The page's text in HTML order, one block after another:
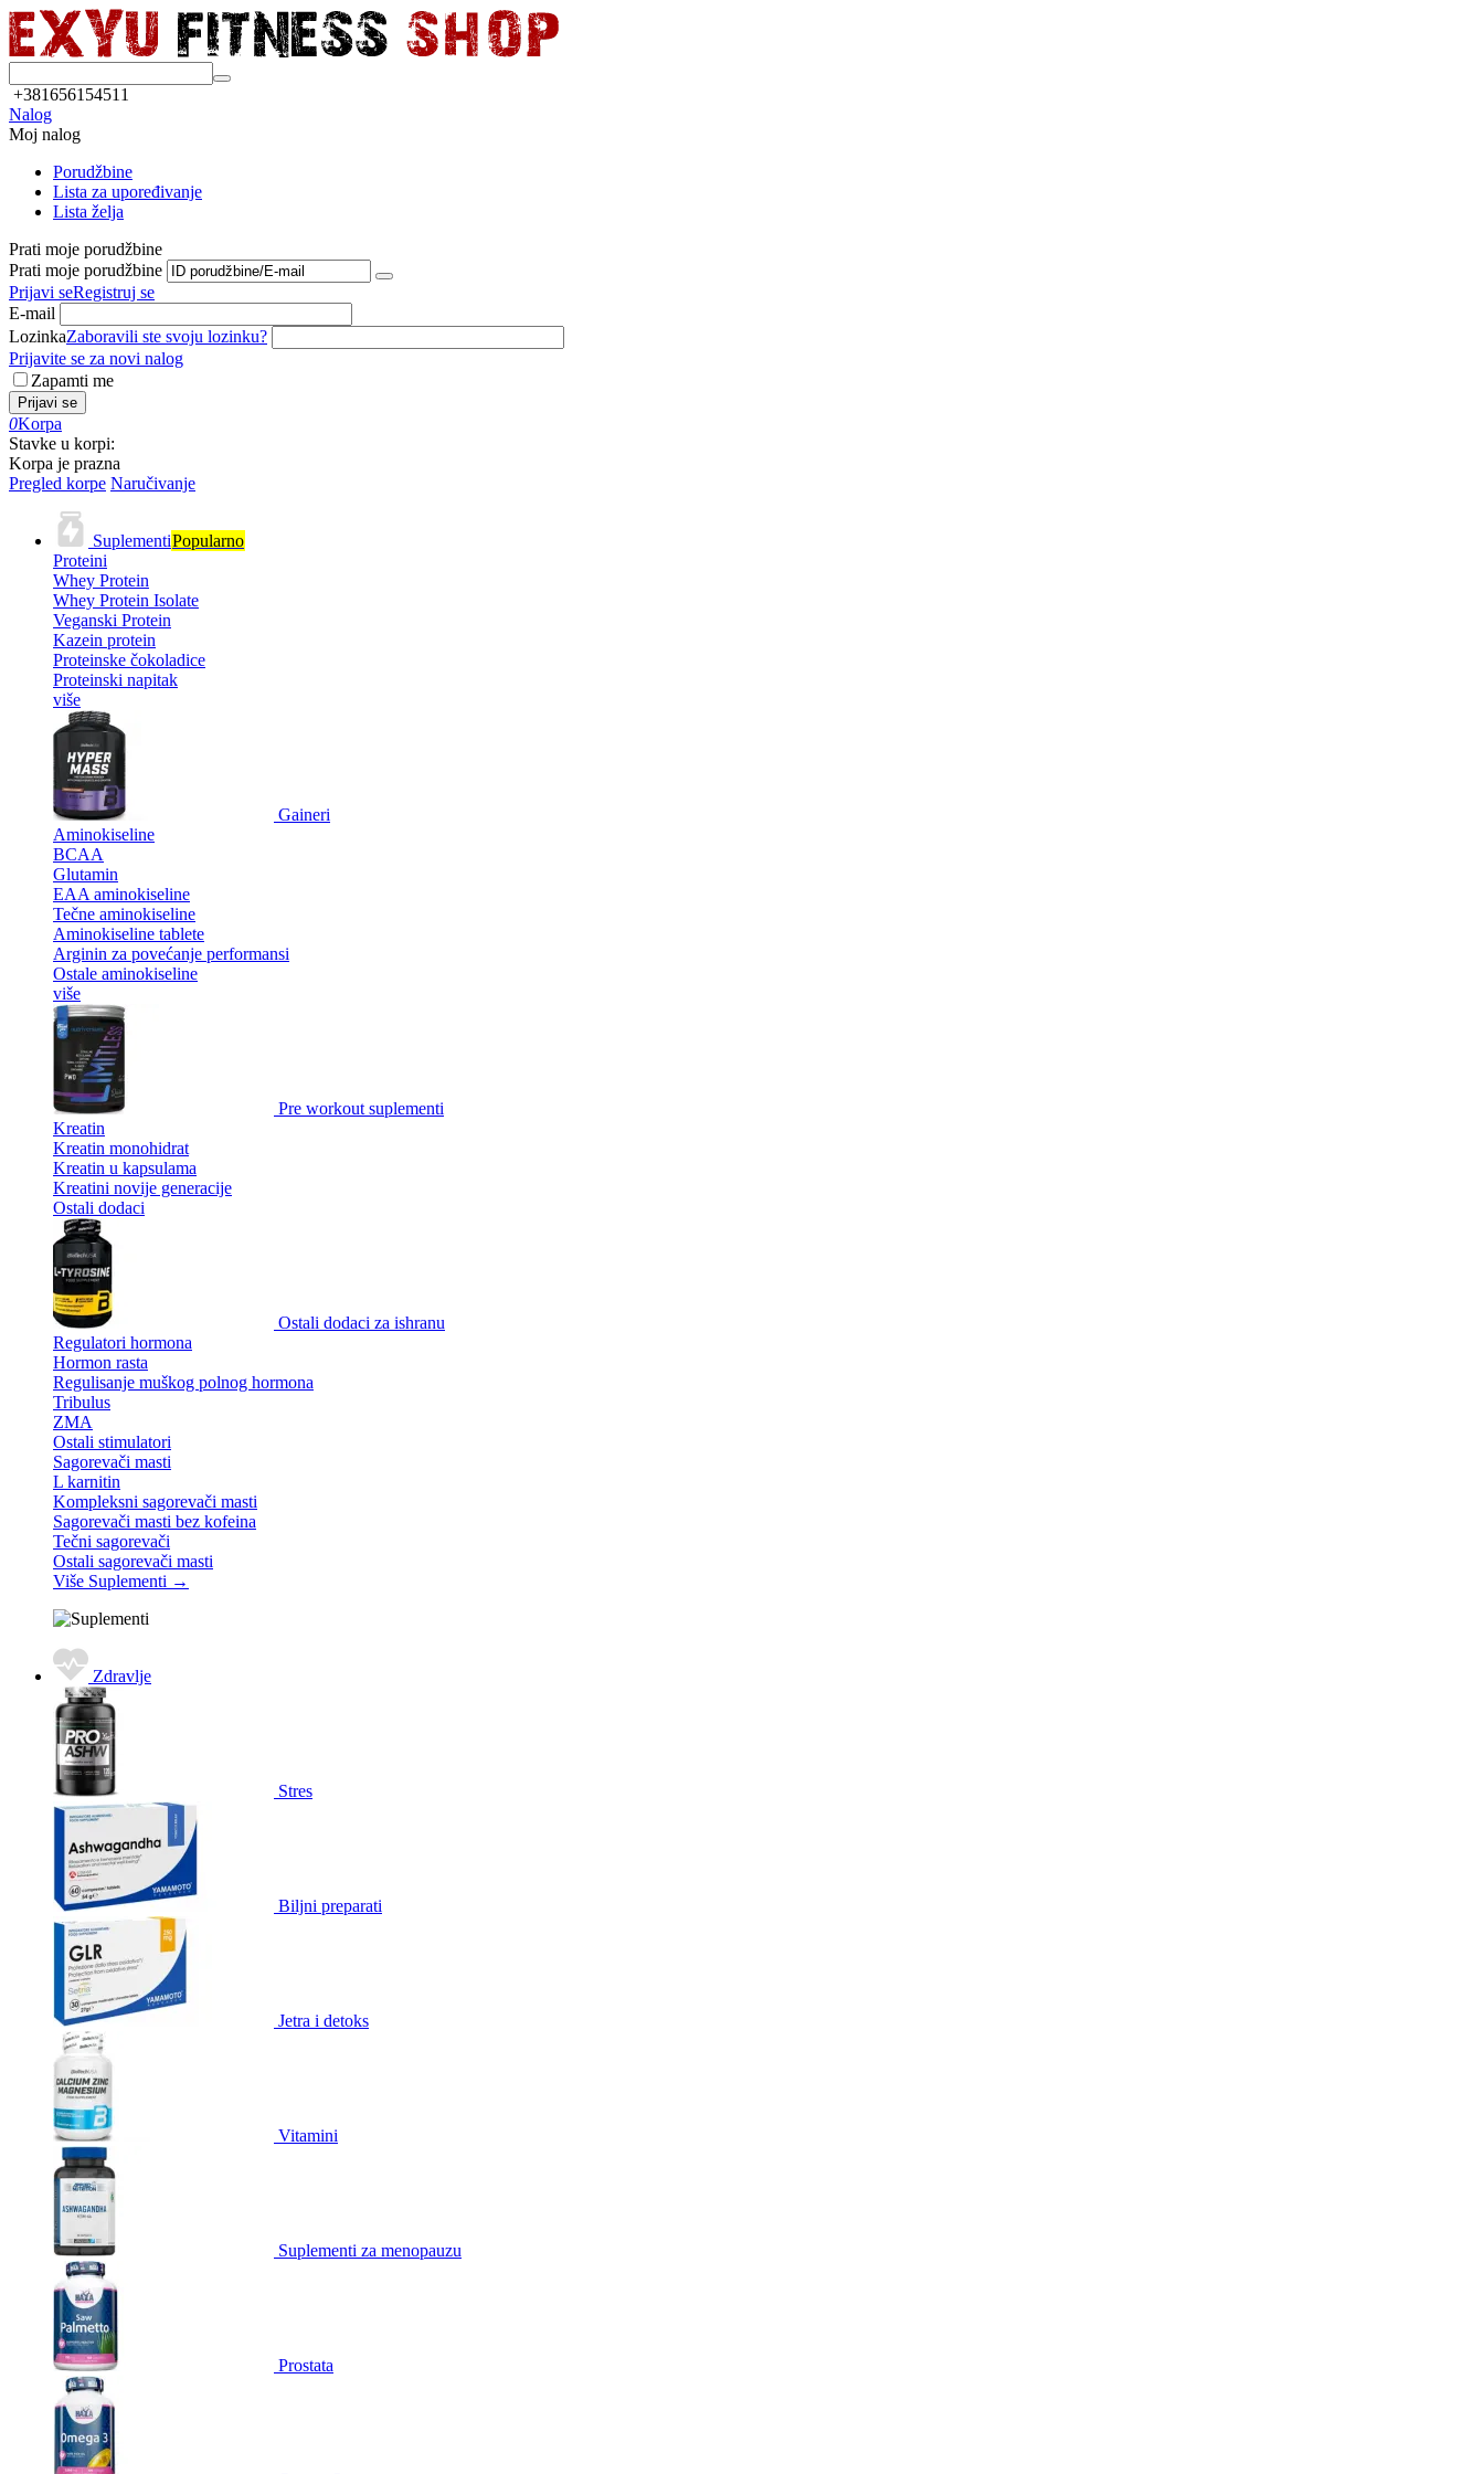
+381656154511
Nalog
Moj nalog
Porudžbine
Lista za upoređivanje
Lista želja
Prati moje porudžbine
Prati moje porudžbine
Prijavi seRegistruj se
E-mail
LozinkaZaboravili ste svoju lozinku?
Prijavite se za novi nalog
Zapamti me
Prijavi se
0Korpa
Stavke u korpi:
Korpa je prazna
Pregled korpe Naručivanje
SuplementiPopularno
Proteini
Whey Protein
Whey Protein Isolate
Veganski Protein
Kazein protein
Proteinske čokoladice
Proteinski napitak
više
Gaineri
Aminokiseline
BCAA
Glutamin
EAA aminokiseline
Tečne aminokiseline
Aminokiseline tablete
Arginin za povećanje performansi
Ostale aminokiseline
više
Pre workout suplementi
Kreatin
Kreatin monohidrat
Kreatin u kapsulama
Kreatini novije generacije
Ostali dodaci
Ostali dodaci za ishranu
Regulatori hormona
Hormon rasta
Regulisanje muškog polnog hormona
Tribulus
ZMA
Ostali stimulatori
Sagorevači masti
L karnitin
Kompleksni sagorevači masti
Sagorevači masti bez kofeina
Tečni sagorevači
Ostali sagorevači masti
Više Suplementi →
Zdravlje
Stres
Biljni preparati
Jetra i detoks
Vitamini
Suplementi za menopauzu
Prostata